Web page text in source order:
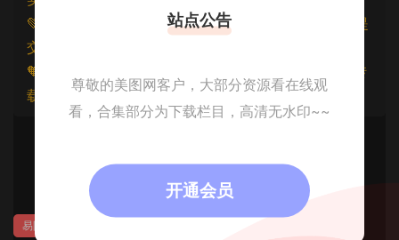
💚本文资源均来源网友分享，若侵犯了您的权益可以提
交工单处理。
🧡原文链接：
，转
载请注明出处。
易阳
站点公告
尊敬的美图网客户，大部分资源看在线观
看，合集部分为下载栏目，高清无水印~~
开通会员